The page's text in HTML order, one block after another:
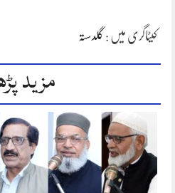
کیٹاگری میں : گلدستہ
مزید